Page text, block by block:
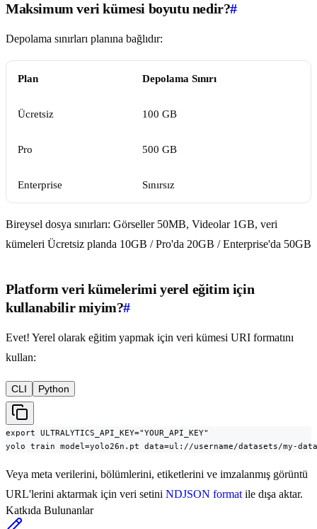
Maksimum veri kümesi boyutu nedir?#
Depolama sınırları planına bağlıdır:
Plan Depolama Sınırı
Ücretsiz 100 GB
Pro 500 GB
Enterprise Sınırsız
Bireysel dosya sınırları: Görseller 50MB, Videolar 1GB, veri
kümeleri Ücretsiz planda 10GB / Pro'da 20GB / Enterprise'da 50GB
Platform veri kümelerimi yerel eğitim için
kullanabilir miyim?#
Evet! Yerel olarak eğitim yapmak için veri kümesi URI formatını
kullan:
CLI Python
export ULTRALYTICS_API_KEY="YOUR_API_KEY"
yolo train model=yolo26n.pt data=ul://username/datasets/my-
Veya meta verilerini, bölümlerini, etiketlerini ve imzalanmış görüntü
URL'lerini aktarmak için veri setini NDJSON format ile dışa aktar.
Katkıda Bulunanlar